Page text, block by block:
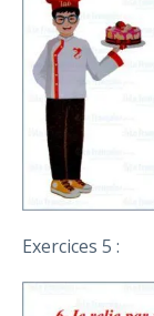
Exercices 5 :